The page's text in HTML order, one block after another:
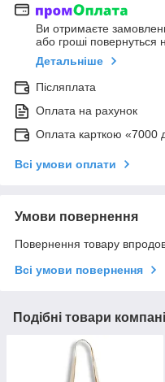
Ви отримаєте
або гроші повернуться
Детальніше
Післяплата
Оплата на рахунок
Оплата карткою «7000
Всі умови оплати
Умови повернення
Повернення товару
Всі умови повернення
Подібні товари